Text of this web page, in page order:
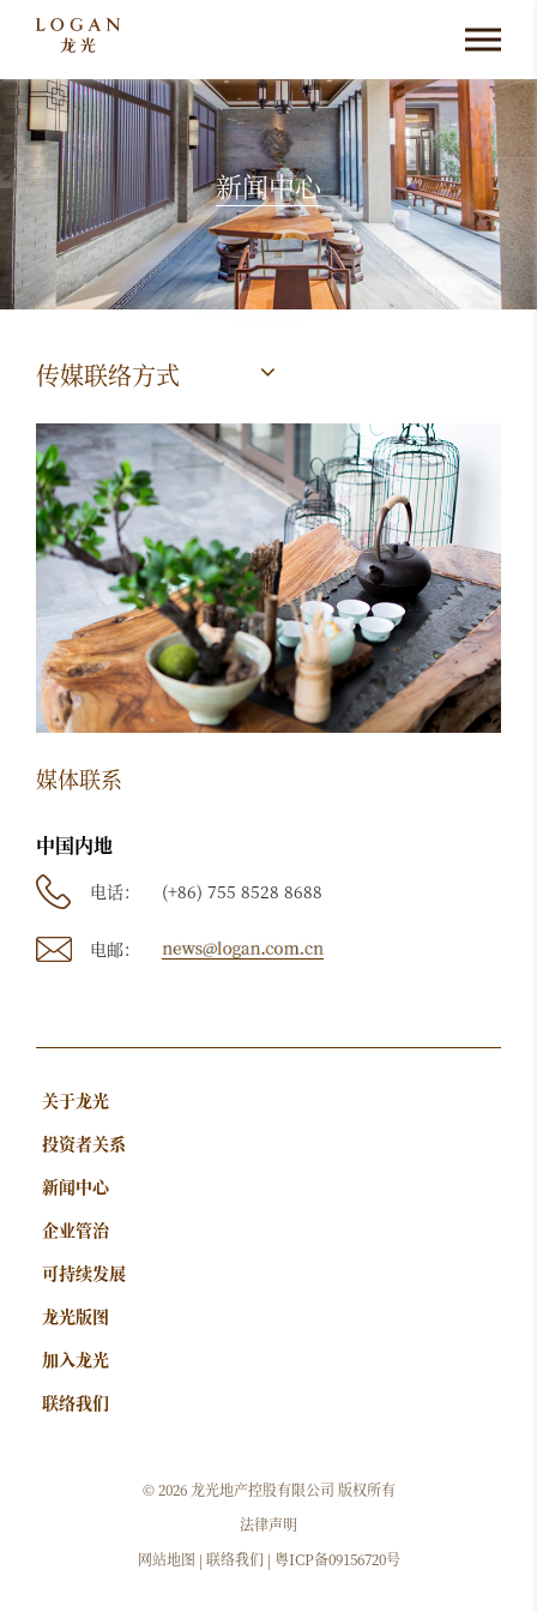
新闻中心
传媒联络方式
媒体联系
中国内地
电话： (+86) 755 8528 8688
电邮：
关于龙光
投资者关系
新闻中心
企业管治
可持续发展
龙光版图
加入龙光
联络我们
©2026 龙光地产控股有限公司 版权所有
法律声明
网站地图 | 联络我们 | 粤ICP备09156720号